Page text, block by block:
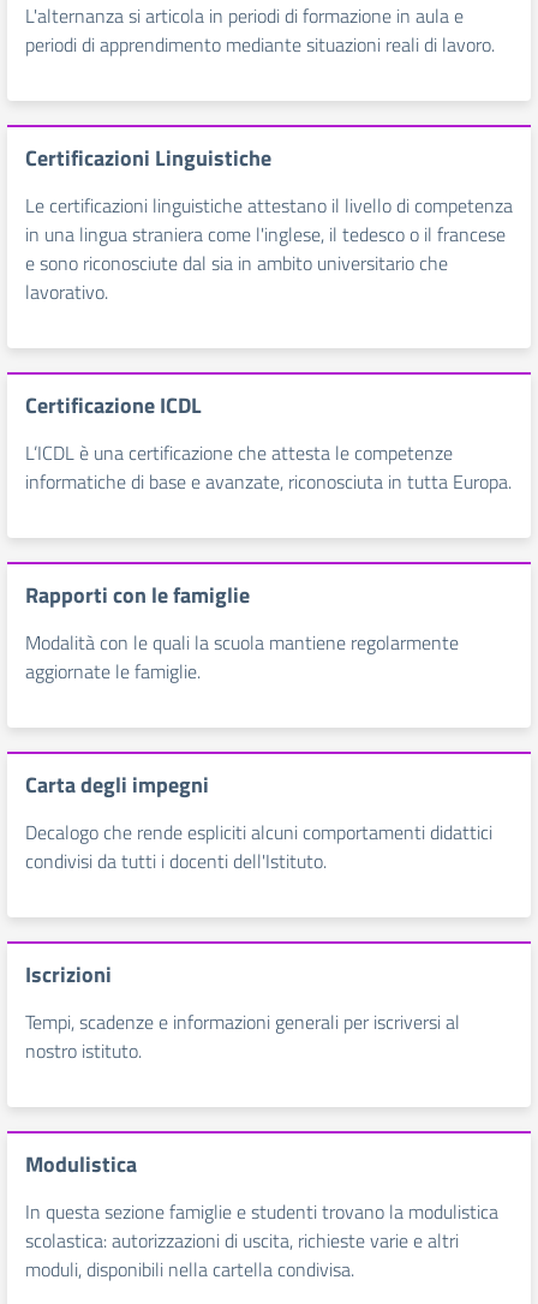
L'alternanza si articola in periodi di formazione in aula e
periodi di apprendimento mediante situazioni reali di lavoro.
Certificazioni Linguistiche
Le certificazioni linguistiche attestano il livello di competenza
in una lingua straniera come l'inglese, il tedesco o il francese
e sono riconosciute dal sia in ambito universitario che
lavorativo.
Certificazione ICDL
L’ICDL è una certificazione che attesta le competenze
informatiche di base e avanzate, riconosciuta in tutta Europa.
Rapporti con le famiglie
Modalità con le quali la scuola mantiene regolarmente
aggiornate le famiglie.
Carta degli impegni
Decalogo che rende espliciti alcuni comportamenti didattici
condivisi da tutti i docenti dell'Istituto.
Iscrizioni
Tempi, scadenze e informazioni generali per iscriversi al
nostro istituto.
Modulistica
In questa sezione famiglie e studenti trovano la modulistica
scolastica: autorizzazioni di uscita, richieste varie e altri
moduli, disponibili nella cartella condivisa.